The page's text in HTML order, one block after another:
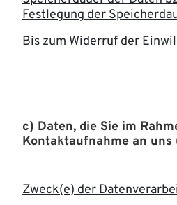
Festlegung der
Bis zum Widerruf der
c) Daten, die Sie im
Kontaktaufnahme an
Zweck(e) der